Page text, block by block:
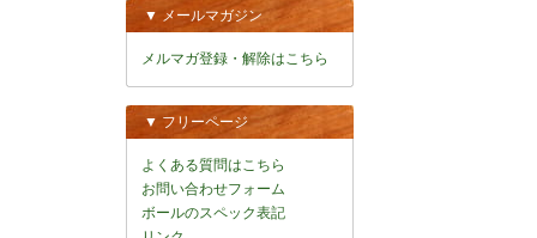
▼ メールマガジン
メルマガ登録・解除はこちら
▼ フリーページ
よくある質問はこちら
お問い合わせフォーム
ボールのスペック表記